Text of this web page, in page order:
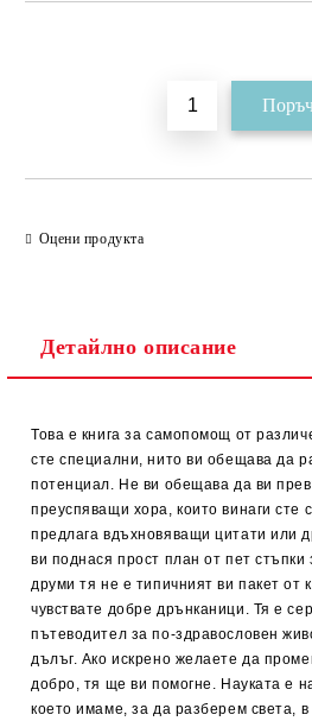
Оцени продукта
Детайлно описание
Това е книга за самопомощ от
сте специални, нито ви обещава да
потенциал. Не ви обещава да ви
преуспяващи хора, които винаги сте
предлага вдъхновяващи цитати или
ви поднася прост план от пет стъпки
друми тя не е типичният ви пакет от
чувствате добре дрънканици. Тя е
пътеводител за по-здравословен
дълъг. Ако искрено желаете да
добро, тя ще ви помогне. Науката е
което имаме, за да разберем света,